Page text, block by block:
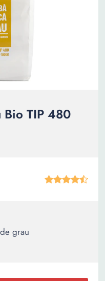
Bio TIP 480
grau